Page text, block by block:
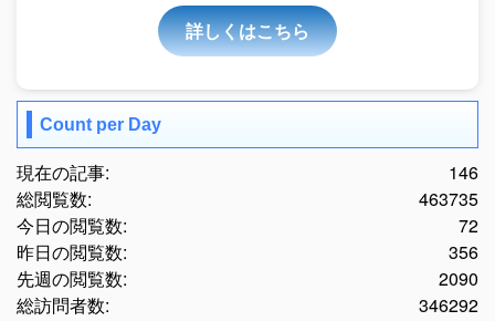
詳しくはこちら
Count per Day
146
現在の記事:
463735
総閲覧数:
72
今日の閲覧数:
356
昨日の閲覧数:
2090
先週の閲覧数:
346292
総訪問者数: